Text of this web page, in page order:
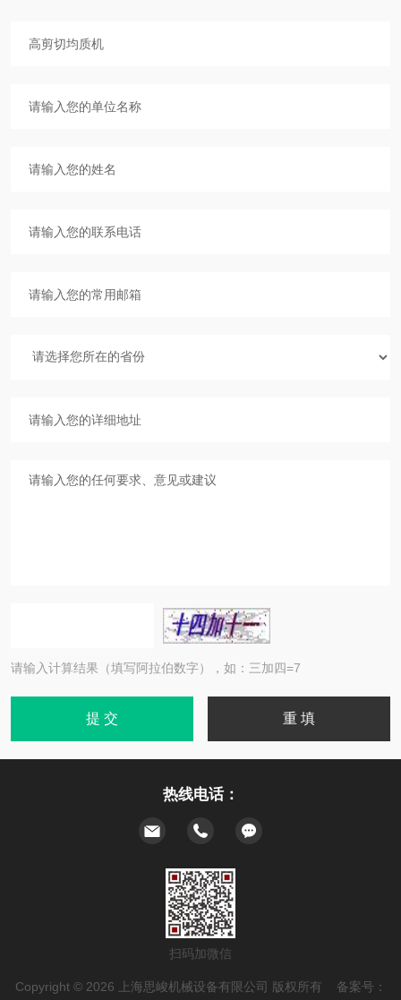
请输入计算结果（填写阿拉伯数字），如：三加四=7
热线电话：
扫码加微信
Copyright © 2026 上海思峻机械设备有限公司 版权所有 备案号：